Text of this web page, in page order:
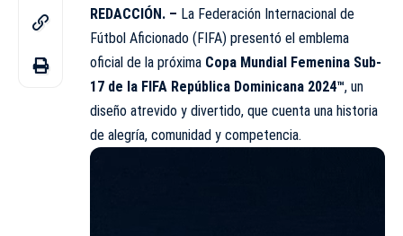
REDACCIÓN. – La Federación Internacional de
Fútbol Aficionado (FIFA) presentó el emblema
oficial de la próxima Copa Mundial Femenina Sub-
17 de la FIFA República Dominicana 2024™, un
diseño atrevido y divertido, que cuenta una historia
de alegría, comunidad y competencia.